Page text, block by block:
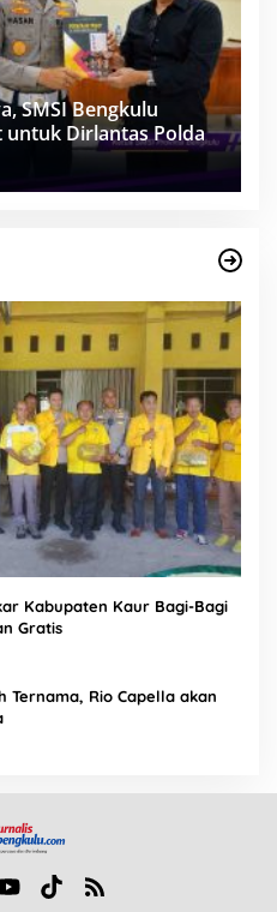
SMSI Bengkulu
untuk Dirlantas Polda
Kabupaten Kaur Bagi-Bagi
Gratis
Ternama, Rio Capella akan